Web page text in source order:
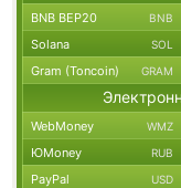
BNB BEP20 BNB
Solana SOL
Gram (Toncoin) GRAM
WebMoney WMZ
ЮMoney RUB
PayPal USD